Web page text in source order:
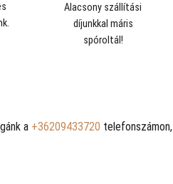
Alacsony szállítási
díjunkkal máris
spóroltál!
a +36209433720